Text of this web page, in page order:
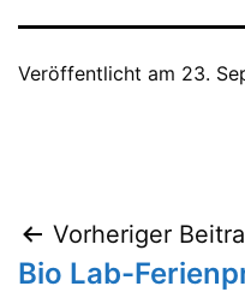
Veröffentlicht am 23.
Vorheriger
Bio Lab-